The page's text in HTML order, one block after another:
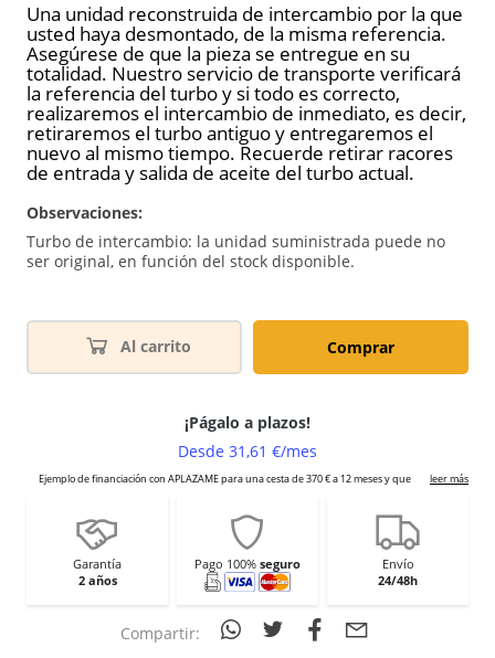
Una unidad reconstruida de intercambio por la que
usted haya desmontado, de la misma referencia.
Asegúrese de que la pieza se entregue en su
totalidad. Nuestro servicio de transporte verificará
la referencia del turbo y si todo es correcto,
realizaremos el intercambio de inmediato, es decir,
retiraremos el turbo antiguo y entregaremos el
nuevo al mismo tiempo. Recuerde retirar racores
de entrada y salida de aceite del turbo actual.
Observaciones:
Turbo de intercambio: la unidad suministrada puede no
ser original, en función del stock disponible.
Al carrito Comprar
Garantía
2 años
Pago 100% seguro
Envío
24/48h
Compartir: